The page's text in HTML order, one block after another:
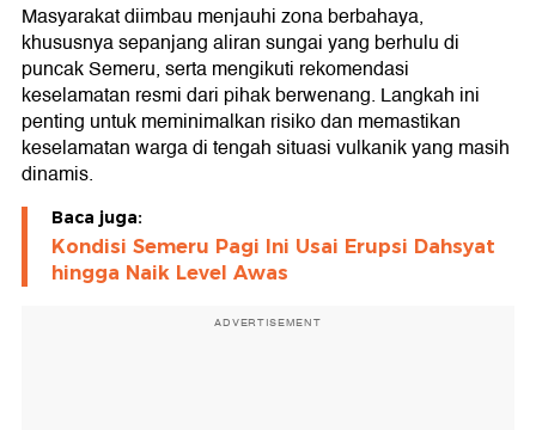
4. Level IV - Awas
Masyarakat diimbau menjauhi zona berbahaya,
khususnya sepanjang aliran sungai yang berhulu di
puncak Semeru, serta mengikuti rekomendasi
keselamatan resmi dari pihak berwenang. Langkah ini
penting untuk meminimalkan risiko dan memastikan
keselamatan warga di tengah situasi vulkanik yang masih
dinamis.
Baca juga:
Kondisi Semeru Pagi Ini Usai Erupsi Dahsyat
hingga Naik Level Awas
ADVERTISEMENT